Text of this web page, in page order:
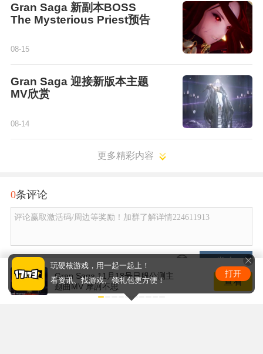
Gran Saga 新副本BOSS
The Mysterious Priest预告
08-15
Gran Saga 迎接新版本主题
MV欣赏
08-14
更多精彩内容
0条评论
评论赢取激活码/周边等奖励！加群了解详情224611913
发布
Gran Saga 11月18号日服公测主
题曲MV 摩訶不思
查看
玩硬核游戏，用一起一起上！
看资讯、找游戏、领礼包更方便！
打开